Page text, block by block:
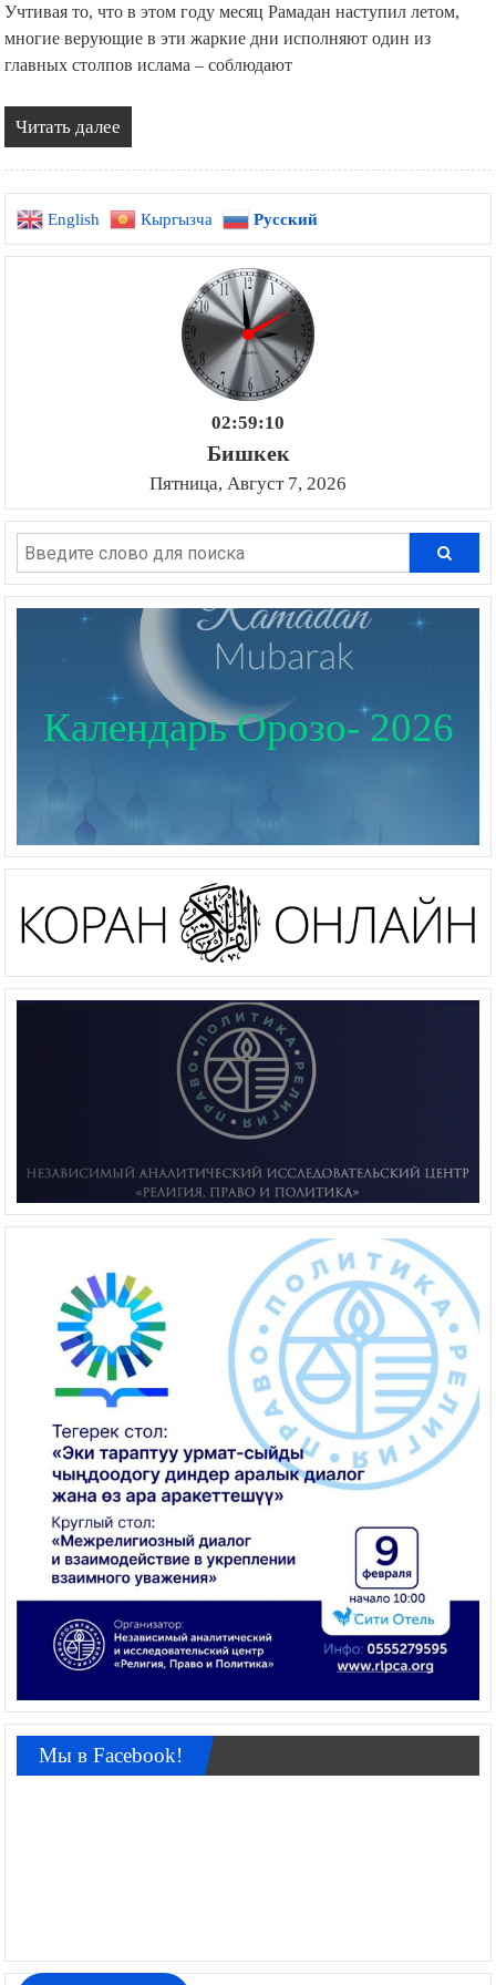
Учтивая то, что в этом году месяц Рамадан наступил летом,
многие верующие в эти жаркие дни исполняют один из
главных столпов ислама – соблюдают
Читать далее
English Кыргызча Русский
02:59:11
Бишкек
Пятница, Август 7, 2026
Календарь Орозо- 2026
Мы в Facebook!